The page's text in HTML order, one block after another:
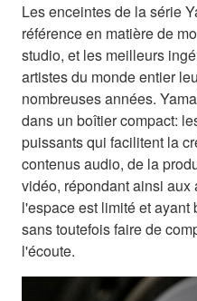
Les enceintes de la série
référence en matière de
studio, et les meilleurs
artistes du monde entier
nombreuses années.
dans un boîtier compact:
puissants qui facilitent la
contenus audio, de la
vidéo, répondant ainsi aux
l'espace est limité et
sans toutefois faire de
l'écoute.